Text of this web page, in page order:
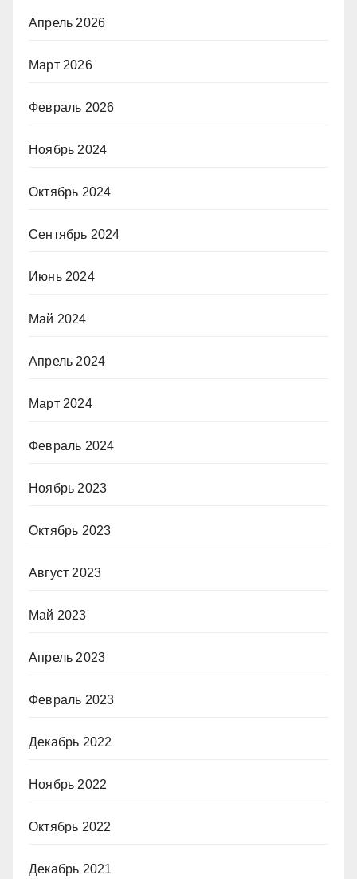
Апрель 2026
Март 2026
Февраль 2026
Ноябрь 2024
Октябрь 2024
Сентябрь 2024
Июнь 2024
Май 2024
Апрель 2024
Март 2024
Февраль 2024
Ноябрь 2023
Октябрь 2023
Август 2023
Май 2023
Апрель 2023
Февраль 2023
Декабрь 2022
Ноябрь 2022
Октябрь 2022
Декабрь 2021